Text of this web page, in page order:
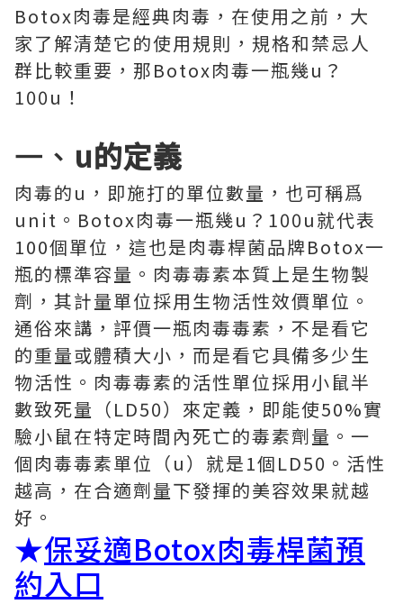
Botox肉毒是經典肉毒，在使用之前，大
家了解清楚它的使用規則，規格和禁忌人
群比較重要，那Botox肉毒一瓶幾u？
100u！
一、 u的定義
肉毒的u，即施打的單位數量，也可稱爲
unit。Botox肉毒一瓶幾u？100u就代表
100個單位，這也是肉毒桿菌品牌Botox一
瓶的標準容量。肉毒毒素本質上是生物製
劑，其計量單位採用生物活性效價單位。
通俗來講，評價一瓶肉毒毒素，不是看它
的重量或體積大小，而是看它具備多少生
物活性。肉毒毒素的活性單位採用小鼠半
數致死量（LD50）來定義，即能使50%實
驗小鼠在特定時間內死亡的毒素劑量。一
個肉毒毒素單位（u）就是1個LD50。活性
越高，在合適劑量下發揮的美容效果就越
好。
★保妥適Botox肉毒桿菌預
約入口